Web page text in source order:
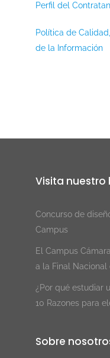
Perfil del
Política de
de la Información
Visita nuestro
Concurso de
Campus
El Campus
a la Final Nacional
¿Por qué estudiar
10 Razones para
Sobre